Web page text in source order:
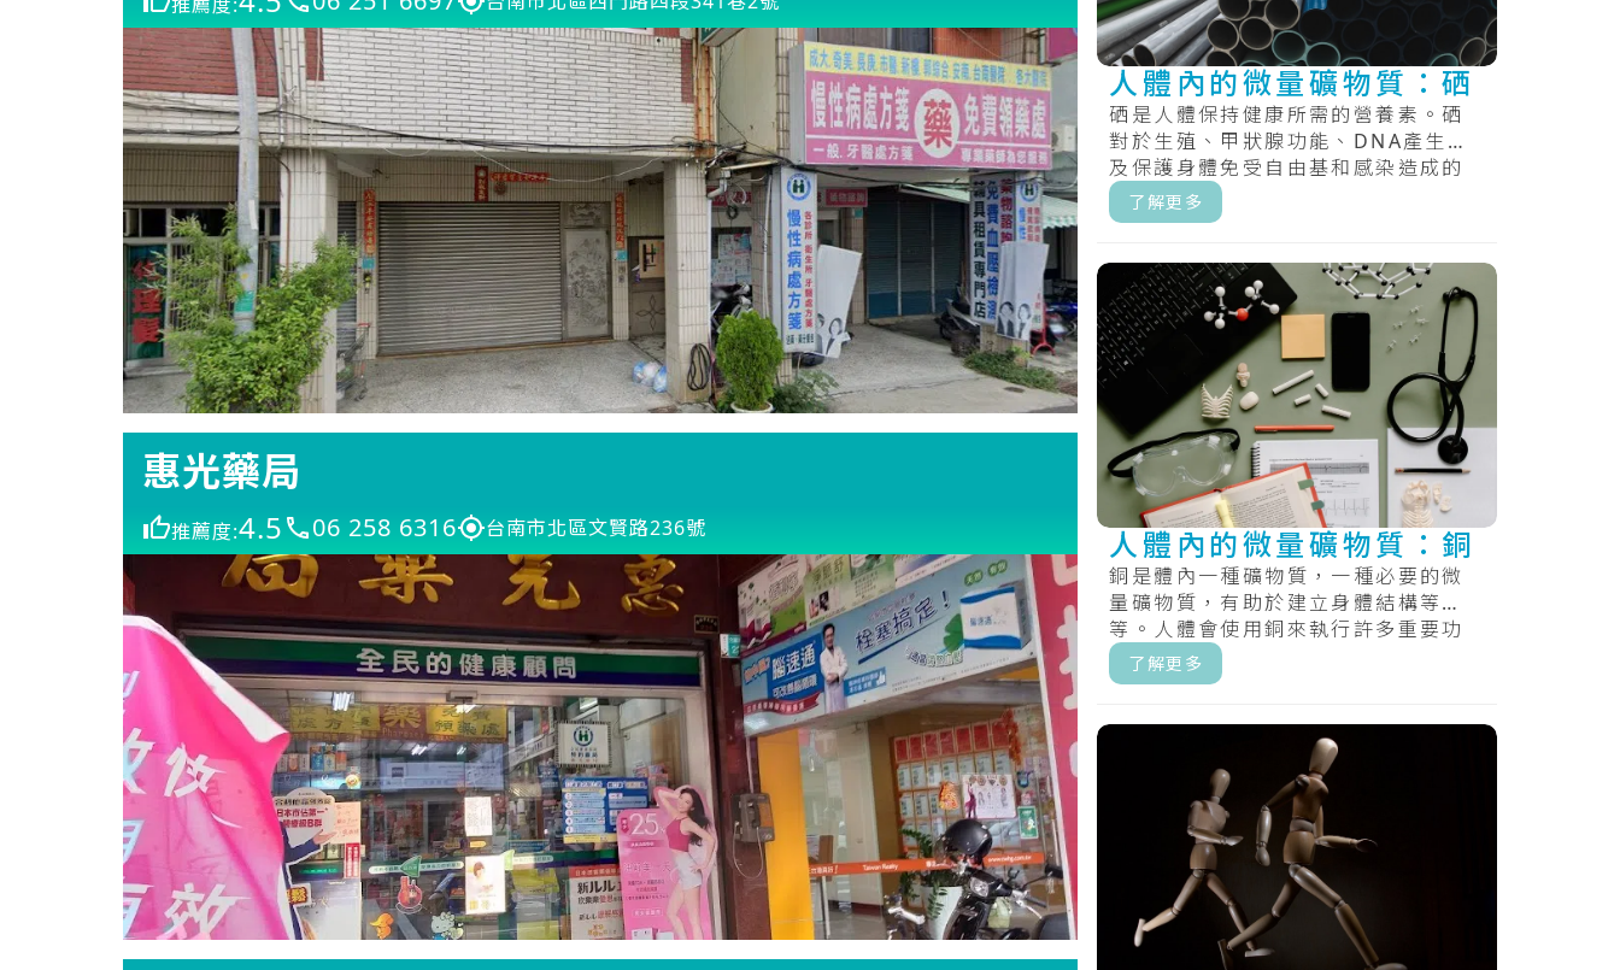
惠光藥局
推薦度:4.5 06 258 6316 台南市北區文賢路236號
人體內的微量礦物質：硒
硒是人體保持健康所需的營養素。硒
對於生殖、甲狀腺功能、DNA產生以
及保護身體免受自由基和感染造成的
損害很重要。.....
了解更多
人體內的微量礦物質：銅
銅是體內一種礦物質，一種必要的微
量礦物質，有助於建立身體結構等
等。人體會使用銅來執行許多重要功
能，包括製造能量、結締組織和血
管。銅還有助.....
了解更多